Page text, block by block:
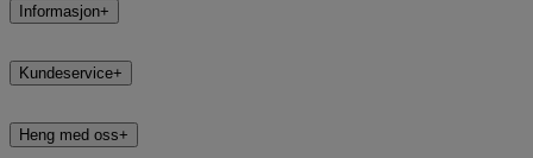
Informasjon+
Kundeservice+
Heng med oss+